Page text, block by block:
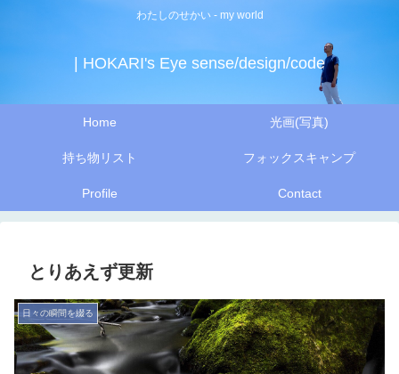
わたしのせかい - my world
| HOKARI's Eye sense/design/code
Home 光画(写真)
持ち物リスト フォックスキャンプ
Profile Contact
とりあえず更新
日々の瞬間を綴る